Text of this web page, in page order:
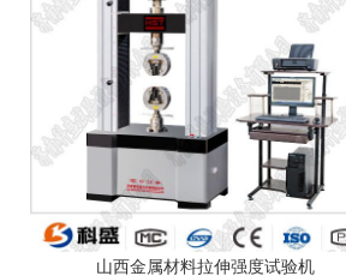
山西金属材料拉伸强度试验机